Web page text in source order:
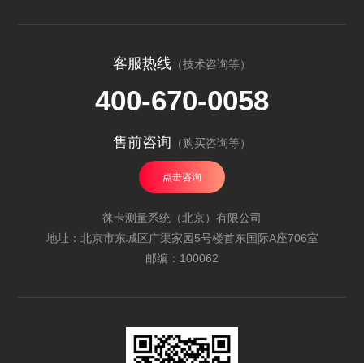
客服热线 （技术咨询等）
400-670-0058
售前咨询 （购买咨询等）
点击咨询
徕卡测量系统（北京）有限公司
地址：北京市东城区广渠家园5号楼首东国际A座706室
邮编：100062